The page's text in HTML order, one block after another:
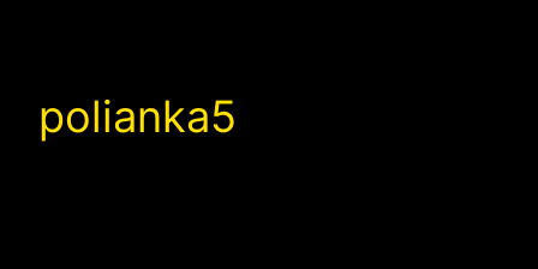
polianka5